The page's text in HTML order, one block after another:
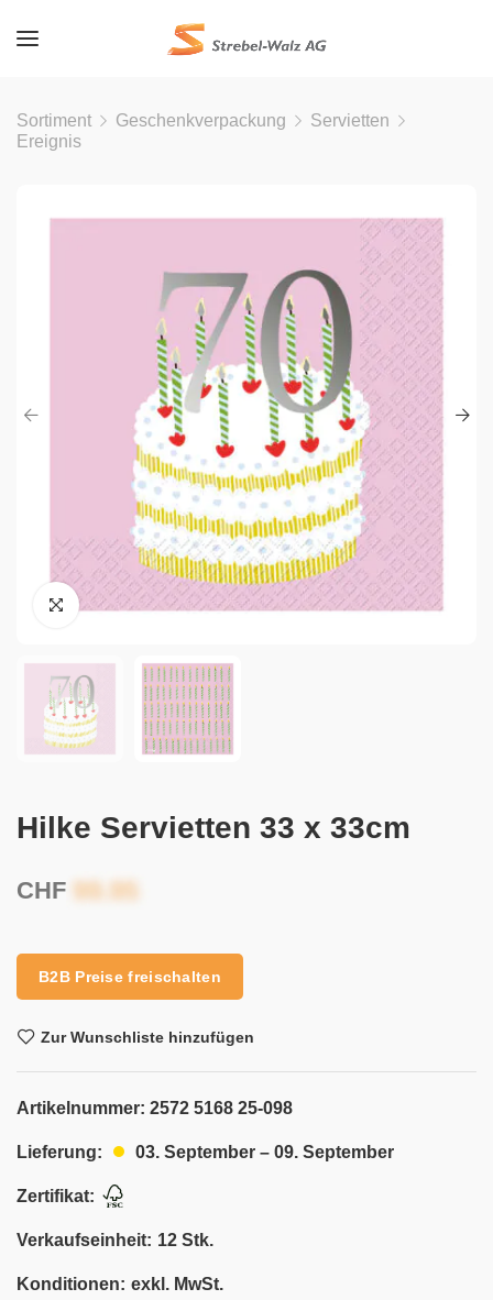
Sortiment Geschenkverpackung
Servietten
Ereignis
Hilke Servietten 33 x 33cm
CHF
B2B Preise freischalten
Zur Wunschliste hinzufügen
Artikelnummer: 2572 5168 25-098
Lieferung: 03. September – 09. September
Zertifikat:
Verkaufseinheit: 12 Stk.
Konditionen: exkl. MwSt.